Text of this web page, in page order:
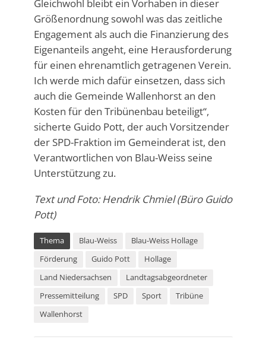
Gleichwohl bleibt ein Vorhaben in dieser
Größenordnung sowohl was das zeitliche
Engagement als auch die Finanzierung des
Eigenanteils angeht, eine Herausforderung
für einen ehrenamtlich getragenen Verein.
Ich werde mich dafür einsetzen, dass sich
auch die Gemeinde Wallenhorst an den
Kosten für den Tribünenbau beteiligt“,
sicherte Guido Pott, der auch Vorsitzender
der SPD-Fraktion im Gemeinderat ist, den
Verantwortlichen von Blau-Weiss seine
Unterstützung zu.
Text und Foto: Hendrik Chmiel (Büro Guido
Pott)
Thema Blau-Weiss
Blau-Weiss Hollage
Förderung
Guido Pott
Hollage
Land Niedersachsen
Landtagsabgeordneter
Pressemitteilung
SPD Sport
Tribüne
Wallenhorst